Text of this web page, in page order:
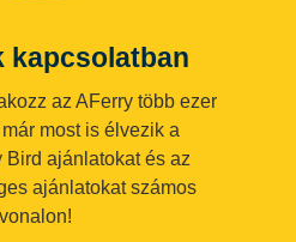
kapcsolatban
az AFerry több ezer
most is élvezik a
Bird ajánlatokat és az
ajánlatokat számos